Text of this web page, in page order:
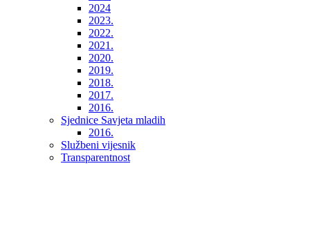
2024
2023.
2022.
2021.
2020.
2019.
2018.
2017.
2016.
Sjednice Savjeta mladih
2016.
Službeni vijesnik
Transparentnost